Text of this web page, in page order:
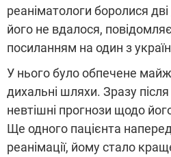
реаніматологи боролися
його не вдалося, повідомляє
посиланням на один з
У нього було обпечене
дихальні шляхи. Зразу після
невтішні прогнози щодо
Ще одного пацієнта
реанімації, йому стало